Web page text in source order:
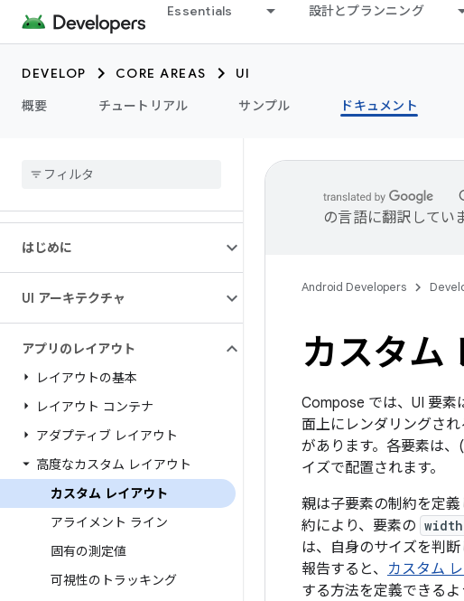
Essentials 設計とプランニング
DEVELOP CORE AREAS
UI
概要
チュートリアル サンプル ドキュメント
はじめに
UI アーキテクチャ
アプリのレイアウト
レイアウトの基本
レイアウト コンテナ
アダプティブ レイアウト
高度なカスタム レイアウト
カスタム レイアウト
アライメント ライン
固有の測定値
可視性のトラッキング
の言語に翻訳してい
Android Developers
カスタム
Compose では、UI 要素
面上にレンダリングさ
があります。各要素は、
イズで配置されます。
親は子要素の制約を定
約により、要素の width
は、自身のサイズを判
報告すると、 カスタム
する方法を定義できるよ